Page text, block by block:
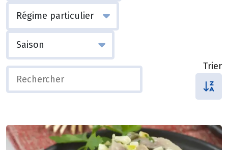
Trier